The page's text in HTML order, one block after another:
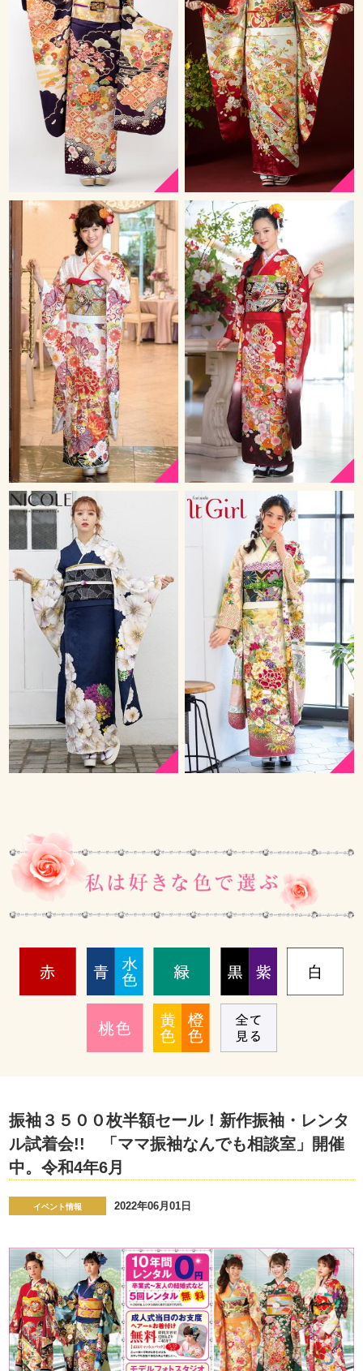
振袖３５００枚半額セール！新作振袖・レンタ
ル試着会!! 「ママ振袖なんでも相談室」開催
中。令和4年6月
イベント情報 2022年06月01日